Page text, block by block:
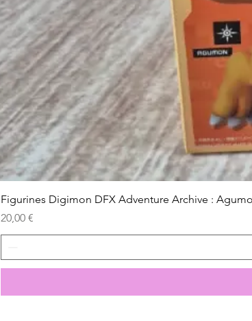
Figurines Digimon DFX Adventure Archive :
Prix
20,00 €